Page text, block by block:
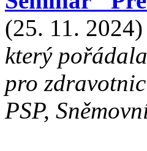
(25. 11. 2024)
který
pro
PSP,